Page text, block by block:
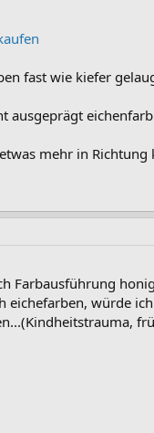
fast wie kiefer
ausgeprägt
mehr in
Farbausführung
würde